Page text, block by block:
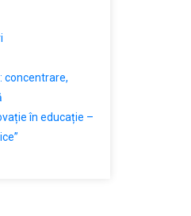
concentrare,
în educație –